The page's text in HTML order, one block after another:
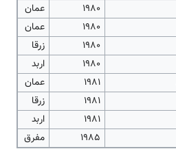
1980
عمان
1980
عمان
1980
زرقا
1980
اربد
1981
عمان
1981
زرقا
1981
اربد
1985 مفرق